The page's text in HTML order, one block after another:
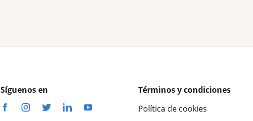
Síguenos en
Términos y condiciones
Política de cookies